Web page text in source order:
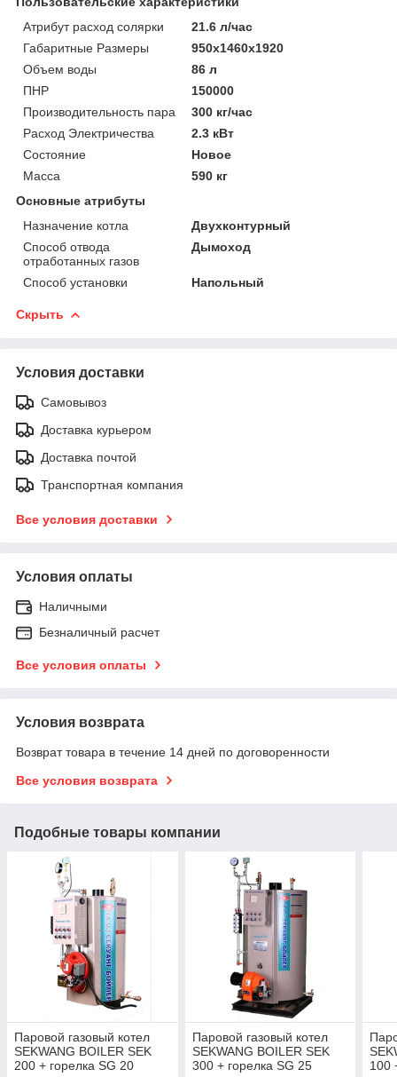
Атрибут расход солярки
21.6 л/час
Габаритные Размеры
950х1460х1920
Объем воды
86 л
ПНР
150000
Производительность пара
300 кг/час
Расход Электричества
2.3 кВт
Состояние
Новое
Масса
590 кг
Основные атрибуты
Назначение котла
Двухконтурный
Способ отвода
отработанных газов
Дымоход
Способ установки Напольный
Скрыть
Условия доставки
Самовывоз
Доставка курьером
Доставка почтой
Транспортная компания
Все условия доставки
Условия оплаты
Наличными
Безналичный расчет
Все условия оплаты
Условия возврата
Возврат товара в течение 14 дней по договоренности
Все условия возврата
Подобные товары компании
Паровой газовый котел
SEKWANG BOILER SEK
200 + горелка SG 20
Паровой газовый котел
SEKWANG BOILER SEK
300 + горелка SG 25
100